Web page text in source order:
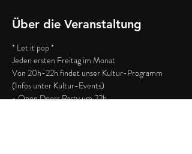
Über die Veranstaltung
* Let it pop *
Jeden ersten Freitag im Monat
Von 20h-22h findet unser Kultur-Programm
(Infos unter Kultur-Events)
- Open Doors Party um 22h